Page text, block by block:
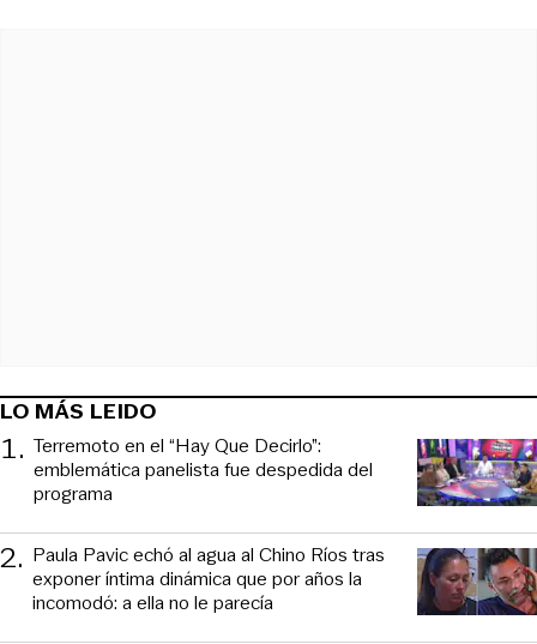
LO MÁS LEIDO
1. Terremoto en el “Hay Que Decirlo”:
emblemática panelista fue despedida del
programa
2. Paula Pavic echó al agua al Chino Ríos tras
exponer íntima dinámica que por años la
incomodó: a ella no le parecía